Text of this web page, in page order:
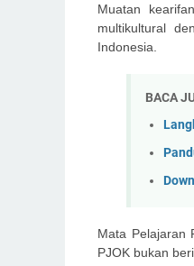
Muatan
multikultural
Indonesia.
BACA
Mata Pelajaran
PJOK bukan